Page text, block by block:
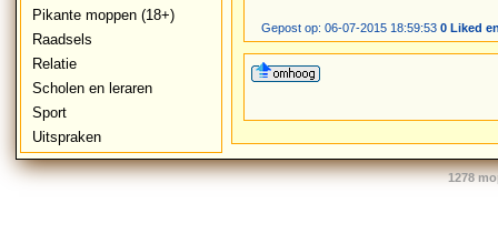
Pikante moppen (18+)
Raadsels
Relatie
Scholen en leraren
Sport
Uitspraken
Gepost op: 06-07-2015 18:59:53 0 Liked
1278